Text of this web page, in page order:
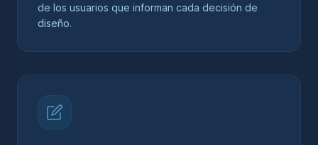
de los usuarios que informan cada decisión de
diseño.